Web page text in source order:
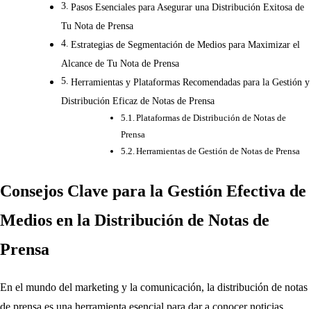
Pasos Esenciales para Asegurar una Distribución Exitosa de
Tu Nota de Prensa
Estrategias de Segmentación de Medios para Maximizar el
Alcance de Tu Nota de Prensa
Herramientas y Plataformas Recomendadas para la Gestión y
Distribución Eficaz de Notas de Prensa
Plataformas de Distribución de Notas de
Prensa
Herramientas de Gestión de Notas de Prensa
Consejos Clave para la Gestión Efectiva de
Medios en la Distribución de Notas de
Prensa
En el mundo del marketing y la comunicación, la distribución de notas
de prensa es una herramienta esencial para dar a conocer noticias